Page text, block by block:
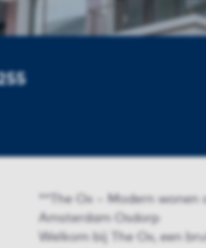
**The Ox – Modern
Amsterdam Osdorp
Welkom bij The Ox, een